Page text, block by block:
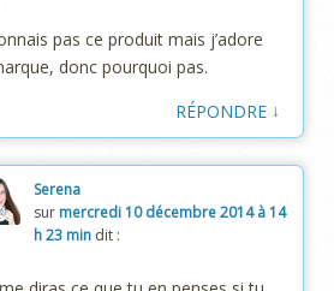
pas ce produit mais j’adore
donc pourquoi pas.
RÉPONDRE ↓
Serena
sur mercredi 10 décembre 2014 à 14
h 23 min dit :